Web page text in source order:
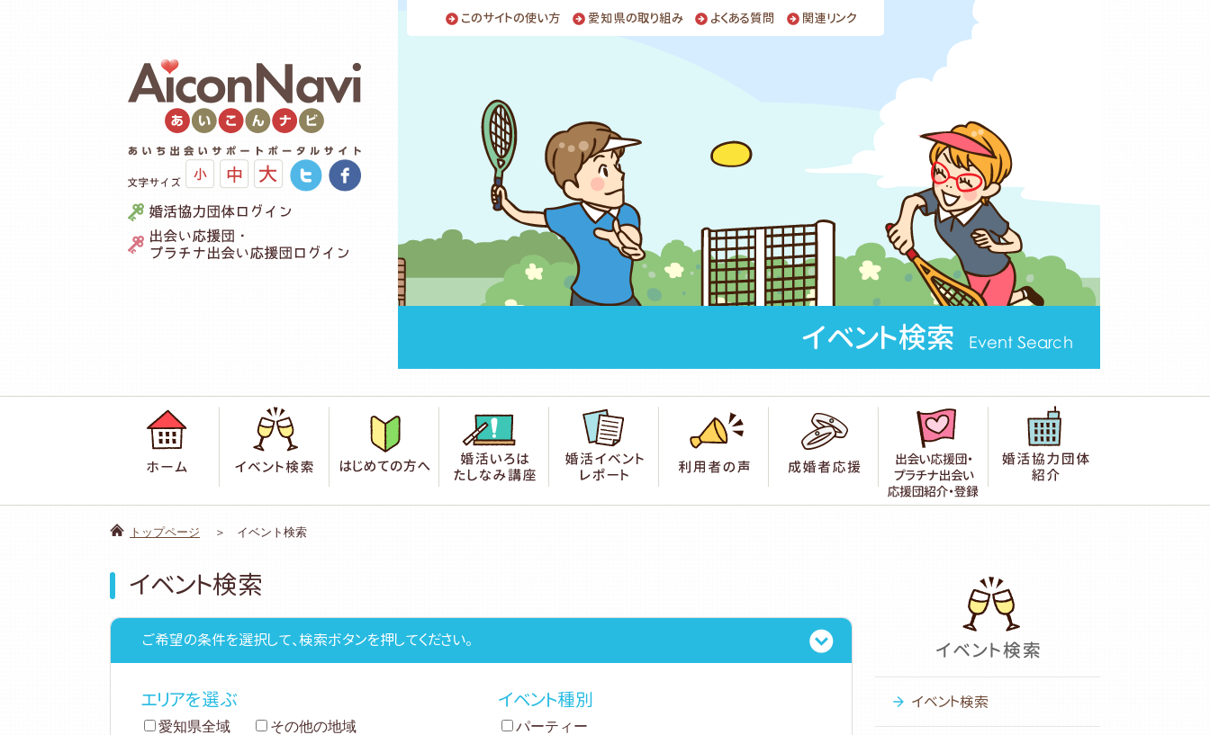
このサイトの使い方 愛知県の取り組み よくある質問 関連リンク
イベント検索 Event Search
婚活いろは たしなみ講座婚活イベントレポート 出会い応援団紹介・登録
トップページ イベント検索
イベント検索
ご希望の条件を選択して、検索ボタンを押してください。
エリアを選ぶ
愛知県全域 その他の地域
イベント種別
パーティー
イベント検索